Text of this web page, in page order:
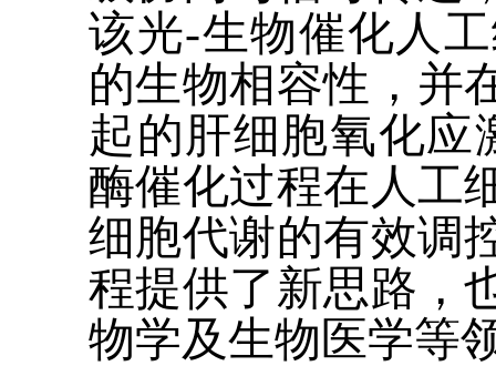
该光-生物催化人
的生物相容性，并
起的肝细胞氧化应
酶催化过程在人工
细胞代谢的有效调
程提供了新思路，
物学及生物医学等